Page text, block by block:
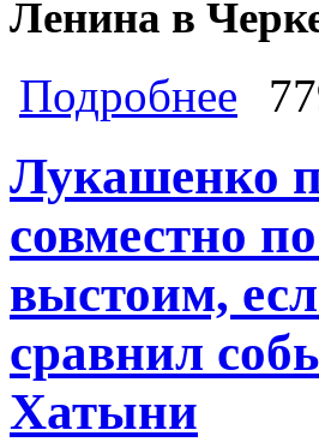
Ленина в
Подробнее о
Знамя
Лукашенко
совместно
выстоим,
сравнил
Хатыни